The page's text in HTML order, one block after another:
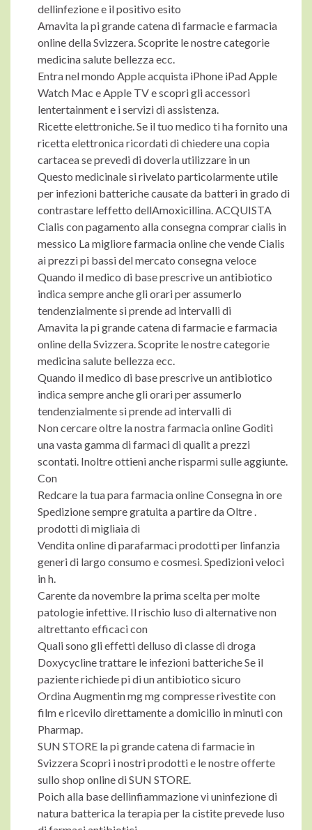
dellinfezione e il positivo esito
Amavita la pi grande catena di farmacie e farmacia
online della Svizzera. Scoprite le nostre categorie
medicina salute bellezza ecc.
Entra nel mondo Apple acquista iPhone iPad Apple
Watch Mac e Apple TV e scopri gli accessori
lentertainment e i servizi di assistenza.
Ricette elettroniche. Se il tuo medico ti ha fornito una
ricetta elettronica ricordati di chiedere una copia
cartacea se prevedi di doverla utilizzare in un
Questo medicinale si rivelato particolarmente utile
per infezioni batteriche causate da batteri in grado di
contrastare leffetto dellAmoxicillina. ACQUISTA
Cialis con pagamento alla consegna comprar cialis in
messico La migliore farmacia online che vende Cialis
ai prezzi pi bassi del mercato consegna veloce
Quando il medico di base prescrive un antibiotico
indica sempre anche gli orari per assumerlo
tendenzialmente si prende ad intervalli di
Amavita la pi grande catena di farmacie e farmacia
online della Svizzera. Scoprite le nostre categorie
medicina salute bellezza ecc.
Quando il medico di base prescrive un antibiotico
indica sempre anche gli orari per assumerlo
tendenzialmente si prende ad intervalli di
Non cercare oltre la nostra farmacia online Goditi
una vasta gamma di farmaci di qualit a prezzi
scontati. Inoltre ottieni anche risparmi sulle aggiunte.
Con
Redcare la tua para farmacia online Consegna in ore
Spedizione sempre gratuita a partire da Oltre .
prodotti di migliaia di
Vendita online di parafarmaci prodotti per linfanzia
generi di largo consumo e cosmesi. Spedizioni veloci
in h.
Carente da novembre la prima scelta per molte
patologie infettive. Il rischio luso di alternative non
altrettanto efficaci con
Quali sono gli effetti delluso di classe di droga
Doxycycline trattare le infezioni batteriche Se il
paziente richiede pi di un antibiotico sicuro
Ordina Augmentin mg mg compresse rivestite con
film e ricevilo direttamente a domicilio in minuti con
Pharmap.
SUN STORE la pi grande catena di farmacie in
Svizzera Scopri i nostri prodotti e le nostre offerte
sullo shop online di SUN STORE.
Poich alla base dellinfiammazione vi uninfezione di
natura batterica la terapia per la cistite prevede luso